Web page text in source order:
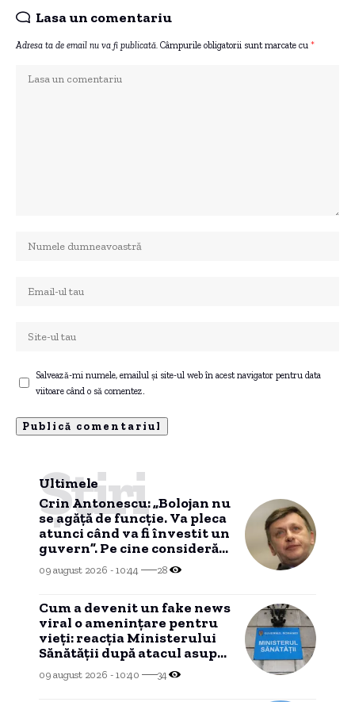
Lasa un comentariu
Adresa ta de email nu va fi publicată. Câmpurile obligatorii sunt marcate cu *
Salvează-mi numele, emailul și site-ul web în acest navigator pentru data
viitoare când o să comentez.
Ultimele
Știri
Crin Antonescu: „Bolojan nu
se agăță de funcție. Va pleca
atunci când va fi învestit un
guvern”. Pe cine consideră
că ar putea fi premier
09 august 2026 - 10:44 28
Cum a devenit un fake news
viral o amenințare pentru
vieți: reacția Ministerului
Sănătății după atacul asupra
ambulanței din Cluj
09 august 2026 - 10:40 34